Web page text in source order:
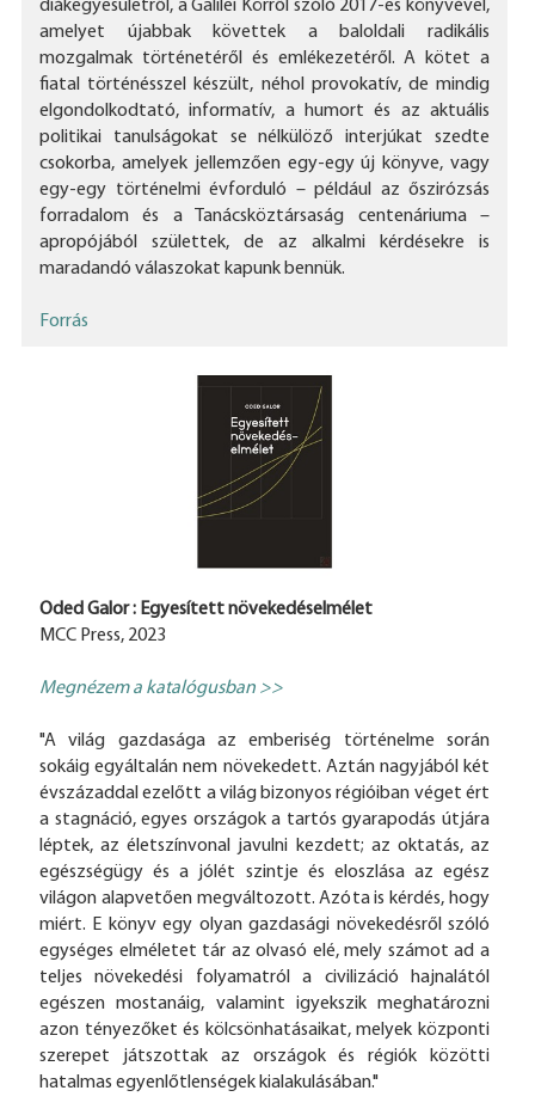
diákegyesületről, a Galilei Körről szóló 2017-es könyvével,
amelyet újabbak követtek a baloldali radikális
mozgalmak történetéről és emlékezetéről. A kötet a
fiatal történésszel készült, néhol provokatív, de mindig
elgondolkodtató, informatív, a humort és az aktuális
politikai tanulságokat se nélkülöző interjúkat szedte
csokorba, amelyek jellemzően egy-egy új könyve, vagy
egy-egy történelmi évforduló – például az őszirózsás
forradalom és a Tanácsköztársaság centenáriuma –
apropójából születtek, de az alkalmi kérdésekre is
maradandó válaszokat kapunk bennük.
Forrás
Oded Galor : Egyesített növekedéselmélet
MCC Press, 2023
Megnézem a katalógusban >>
"A világ gazdasága az emberiség történelme során
sokáig egyáltalán nem növekedett. Aztán nagyjából két
évszázaddal ezelőtt a világ bizonyos régióiban véget ért
a stagnáció, egyes országok a tartós gyarapodás útjára
léptek, az életszínvonal javulni kezdett; az oktatás, az
egészségügy és a jólét szintje és eloszlása az egész
világon alapvetően megváltozott. Azóta is kérdés, hogy
miért. E könyv egy olyan gazdasági növekedésről szóló
egységes elméletet tár az olvasó elé, mely számot ad a
teljes növekedési folyamatról a civilizáció hajnalától
egészen mostanáig, valamint igyekszik meghatározni
azon tényezőket és kölcsönhatásaikat, melyek központi
szerepet játszottak az országok és régiók közötti
hatalmas egyenlőtlenségek kialakulásában."